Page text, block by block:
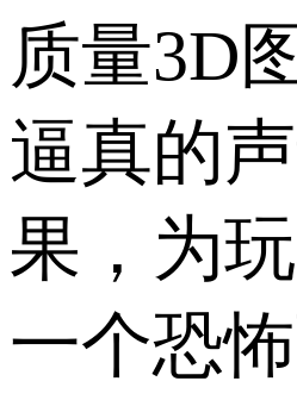
质量3D
逼真的
果，为
一个恐